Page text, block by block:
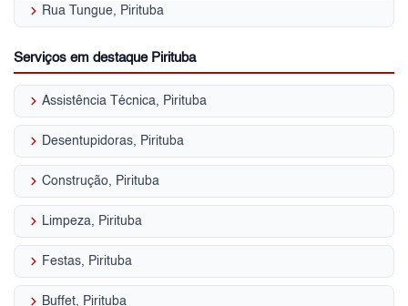
keyboard_arrow_right Rua Tungue, Pirituba
Serviços em destaque Pirituba
keyboard_arrow_right Assistência Técnica, Pirituba
keyboard_arrow_right Desentupidoras, Pirituba
keyboard_arrow_right Construção, Pirituba
keyboard_arrow_right Limpeza, Pirituba
keyboard_arrow_right Festas, Pirituba
keyboard_arrow_right Buffet, Pirituba